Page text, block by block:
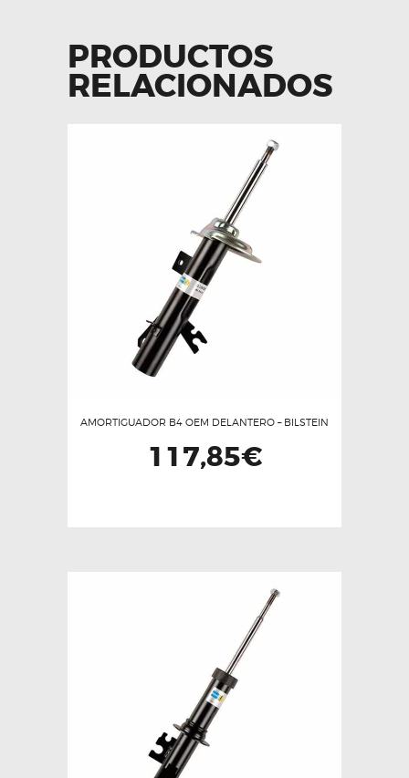
PRODUCTOS
RELACIONADOS
AMORTIGUADOR B4 OEM DELANTERO – BILSTEIN
117,85€
opciones
se
pueden
elegir
en